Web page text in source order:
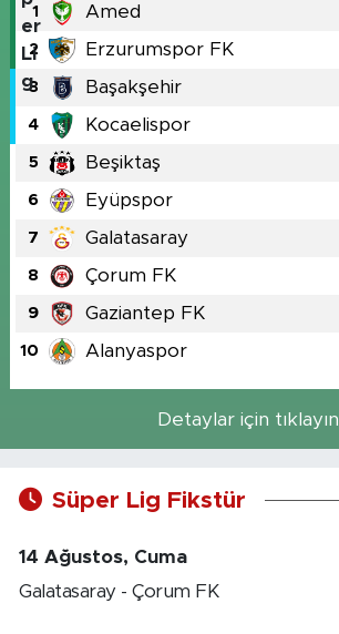
1 Amed
2 Erzurumspor FK
3 Başakşehir
4 Kocaelispor
5 Beşiktaş
6 Eyüpspor
7 Galatasaray
8 Çorum FK
9 Gaziantep FK
10 Alanyaspor
Detaylar için tıklayın
Süper Lig Fikstür
14 Ağustos, Cuma
Galatasaray - Çorum FK